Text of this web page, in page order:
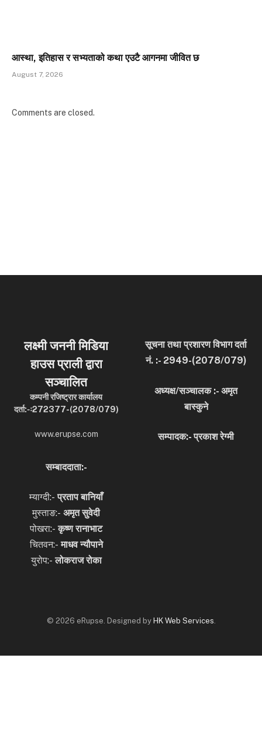
आस्था, इतिहास र सभ्यताको कथा एउटै आगनमा जीवित छ
August 7, 2026
Comments are closed.
लक्ष्मी जननी मिडिया
हाउस प्राली द्वारा
सञ्चालित
कम्पनी रजिष्ट्रार कार्यालय
दर्ता:-ः272377-(2078/079)
www.erupse.com
सूचना तथा प्रशारण विभाग दर्ता
नं. :- 2949-(2078/079)
अध्यक्ष/सञ्चालक :- अमृत
बास्कुने
सम्पादक:- प्रकाश रेग्मी
सम्बाददाता:-
म्याग्दी:-प्रताप बानियाँ
मुस्ताङ:- अमृत सुवेदी
पोखरा:-कृष्ण रानाभाट
चितवन:-माधव न्यौपाने
युरोप:-लोकराज रोका
© 2026 eRupse. Designed by HK Web Services